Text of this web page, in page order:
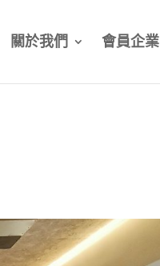
關於我們 會員企業